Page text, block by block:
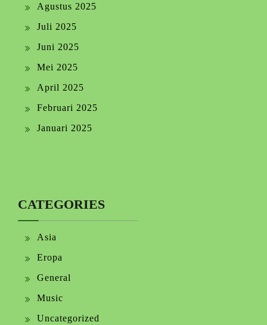
Agustus 2025
Juli 2025
Juni 2025
Mei 2025
April 2025
Februari 2025
Januari 2025
CATEGORIES
Asia
Eropa
General
Music
Uncategorized